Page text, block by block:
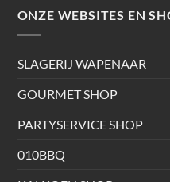
ONZE WEBSITES EN
SLAGERIJ WAPENAAR
GOURMET SHOP
PARTYSERVICE SHOP
010BBQ